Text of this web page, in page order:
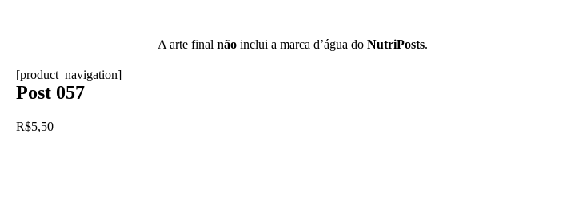
A arte final não inclui a marca d’água do NutriPosts.
[product_navigation]
Post 057
R$5,50